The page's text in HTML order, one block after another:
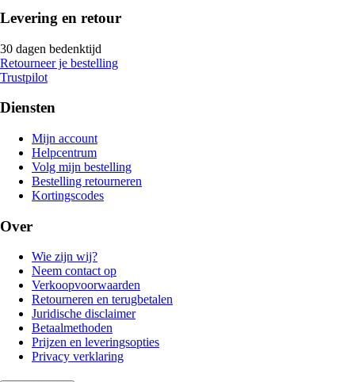
Levering en retour
30 dagen bedenktijd
Retourneer je bestelling
Trustpilot
Diensten
Mijn account
Helpcentrum
Volg mijn bestelling
Bestelling retourneren
Kortingscodes
Over
Wie zijn wij?
Neem contact op
Verkoopvoorwaarden
Retourneren en terugbetalen
Juridische disclaimer
Betaalmethoden
Prijzen en leveringsopties
Privacy verklaring